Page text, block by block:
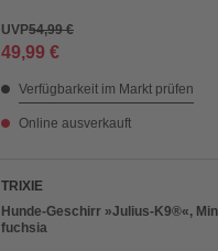
UVP54,99 €
49,99 €
Verfügbarkeit im Markt prüfen
Online ausverkauft
TRIXIE
Hunde-Geschirr »Julius-K9®«,
fuchsia